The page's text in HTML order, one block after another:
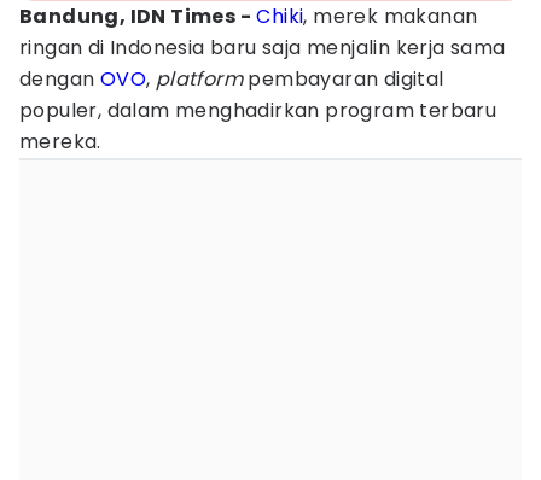
Bandung, IDN Times - Chiki, merek makanan
ringan di Indonesia baru saja menjalin kerja sama
dengan OVO, platformpembayaran digital
populer, dalam menghadirkan program terbaru
mereka.